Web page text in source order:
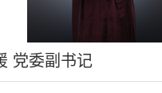
党委副书记